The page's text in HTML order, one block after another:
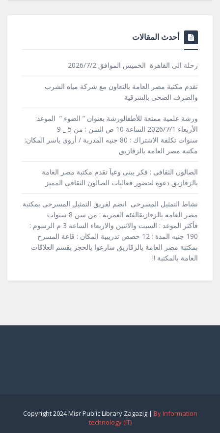
أحدث المقالات
رحلة الى القاهرة الخميس الموافق 2026/7/2
تقدم مكتبة مصر العامة بالتعاون مع شركة مياه الشرب
والصرف الصحى بالشرقية
ورشة علمية ممتعة للأطفالورشة بعنوان ” الضوء ” الموعد:
الأربعاء 2026/7/1 الساعة 10 ص السن : من 5 _ 9
سنوات تكلفة الاشتراك : 80 جنيه المدربة / أروى ياسر المكان:
مكتبة مصر العامة بالزقازيق
الصالون الثقافى : فكر يبنى وعياَ تقدم مكتبة مصر العامة
بالزقازيق دعوة لحضور فعاليات الصالون الثقافى المميز
نشاط التمثيل المسرحى انضم لفريق التمثيل المسرحى بمكتبة
مصر العامة بالزقازيقالفئة العمرية : من سن 8 سنوات
فأكثر الموعد : السبت والاثنين والاربعاء الساعة 3 م الرسوم :
190 جنيه المدة : 12 حصص تدريبية المكان : قاعة المسرح
بمكتبة مصر العامة بالزقازيق سارعوا بالحجز بقسم العلاقات
العامة بالمكتبة !!
Copyright 2024 Misr Public Library Zagazig | By Information
technology (IT)